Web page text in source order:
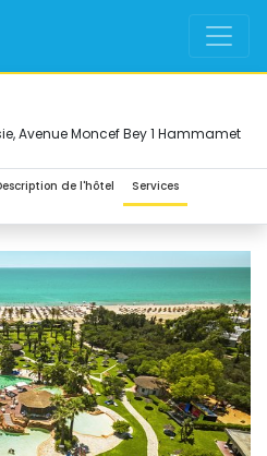
Avenue Moncef Bey 1 Hammamet
de l'hôtel Services